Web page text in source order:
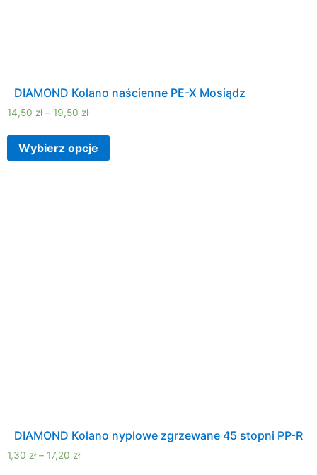
DIAMOND Kolano naścienne PE-X Mosiądz
14,50 zł – 19,50 zł
Wybierz opcje
DIAMOND Kolano nyplowe zgrzewane 45 stopni PP-R
1,30 zł – 17,20 zł